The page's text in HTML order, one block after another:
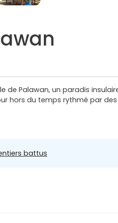
de Palawan, un paradis
hors du temps rythmé par
battus